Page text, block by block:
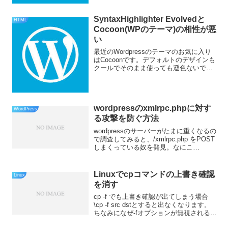
HTML
SyntaxHighlighter Evolvedと
Cocoon(WPのテーマ)の相性が悪
い
最近のWordpressのテーマのお気に入り
はCocoonです。デフォルトのデザインも
クールでそのまま使っても遜色ないです
WordPress
wordpressのxmlrpc.phpに対す
る攻撃を防ぐ方法
wordpressのサーバーがたまに重くなるの
で調査してみると、/xmlrpc.php をPOST
しまくっている奴を発見。なにこ
Linux
Linuxでcpコマンドの上書き確認
を消す
cp -f でも上書き確認が出てしまう場合
\cp -f src dstとすると出なくなります。
ちなみになぜ-fオプションが無視されるか